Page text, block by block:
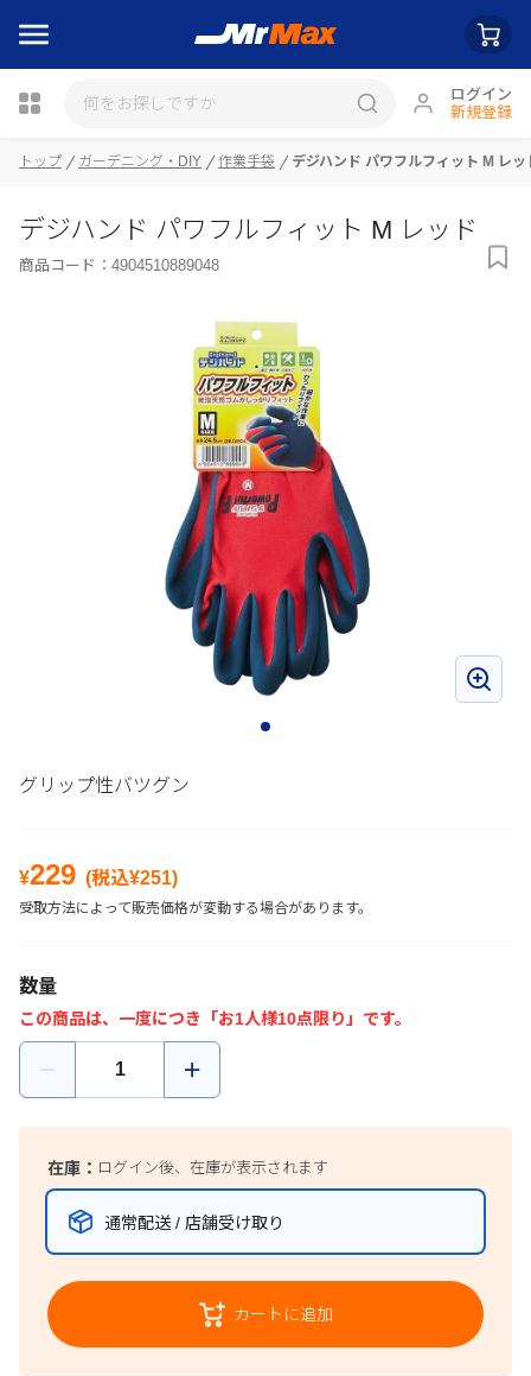
ログイン
新規登録
トップ ガーデニング・DIY 作業手袋 デジハンド パワフルフィット M レッ
デジハンド パワフルフィット M レッド
商品コード： 4904510889048
グリップ性バツグン
¥229 (税込¥251)
受取方法によって販売価格が変動する場合があります。
数量
この商品は、一度につき「お1人様10点限り」です。
在庫： ログイン後、在庫が表示されます
通常配送 / 店舗受け取り
カートに追加